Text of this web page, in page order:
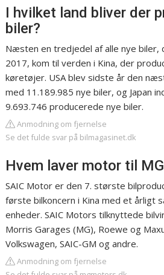
I hvilket land bliver der
biler?
Næsten en tredjedel af alle nye biler,
2017, kom til verden i Kina, der
køretøjer. USA blev sidste år den
med 11.189.985 nye biler, og Japan
9.693.746 producerede nye biler.
Anmodning om fjernelse
Se det fulde svar på bilmagasinet.dk
Hvem laver motor til
SAIC Motor er den 7. største
første bilkoncern i Kina med et årligt
enheder. SAIC Motors tilknyttede
Morris Garages (MG), Roewe og
Volkswagen, SAIC-GM og andre.
Anmodning om fjernelse